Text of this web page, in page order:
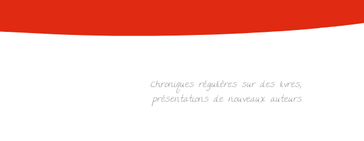
Chroniques régulières sur des livres,
présentations de nouveaux auteurs